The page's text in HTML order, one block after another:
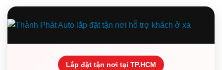
Lắp đặt tận nơi tại TP.HCM